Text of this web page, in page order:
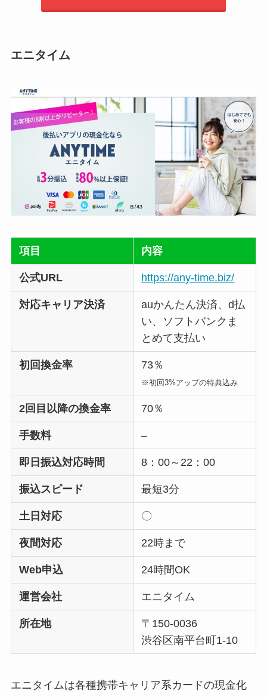
エニタイム
項目 内容
公式URL https://any-time.biz/
対応キャリア決済
auかんたん決済、d払
い、ソフトバンクま
とめて支払い
初回換金率 73％
※初回3%アップの特典込み
2回目以降の換金率 70％
手数料 –
即日振込対応時間 8：00～22：00
振込スピード 最短3分
土日対応 〇
夜間対応 22時まで
Web申込 24時間OK
運営会社 エニタイム
所在地
〒150-0036
渋谷区南平台町1-10
エニタイムは各種携帯キャリア系カードの現金化